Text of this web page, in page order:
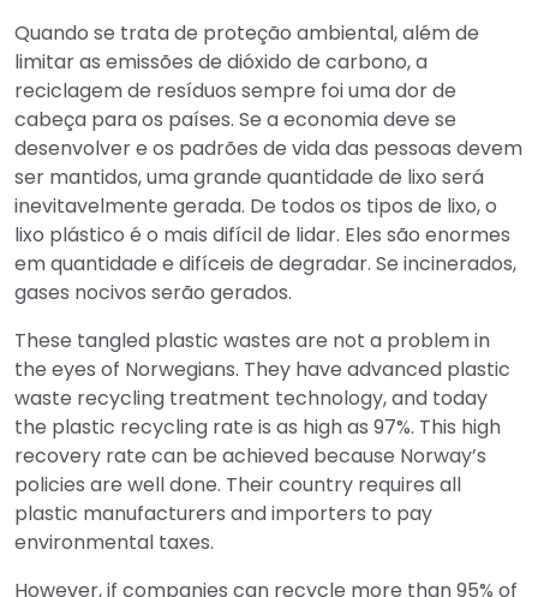
Quando se trata de proteção ambiental, além de
limitar as emissões de dióxido de carbono, a
reciclagem de resíduos sempre foi uma dor de
cabeça para os países. Se a economia deve se
desenvolver e os padrões de vida das pessoas devem
ser mantidos, uma grande quantidade de lixo será
inevitavelmente gerada. De todos os tipos de lixo, o
lixo plástico é o mais difícil de lidar. Eles são enormes
em quantidade e difíceis de degradar. Se incinerados,
gases nocivos serão gerados.
These tangled plastic wastes are not a problem in
the eyes of Norwegians. They have advanced plastic
waste recycling treatment technology, and today
the plastic recycling rate is as high as 97%. This high
recovery rate can be achieved because Norway’s
policies are well done. Their country requires all
plastic manufacturers and importers to pay
environmental taxes.
However, if companies can recycle more than 95% of